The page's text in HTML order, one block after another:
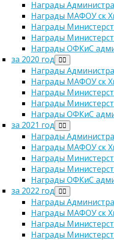
Награды
Награды МАФОУ ск
Награды
Награды
Награды ОФКиС
за 2020 год
Награды
Награды МАФОУ ск
Награды
Награды
Награды ОФКиС
за 2021 год
Награды
Награды МАФОУ ск
Награды
Награды
Награды ОФКиС
за 2022 год
Награды
Награды МАФОУ ск
Награды
Награды